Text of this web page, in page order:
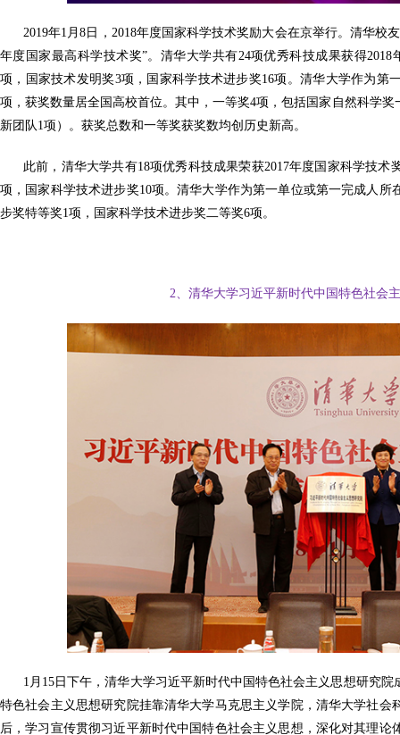
2019年1月8日，2018年度国家科学技术奖励大会在京举行。清华校
年度国家最高科学技术奖”。清华大学共有24项优秀科技成果获得
项，国家技术发明奖3项，国家科学技术进步奖16项。清华大学作为第
项，获奖数量居全国高校首位。其中，一等奖4项，包括国家自然科学
新团队1项）。获奖总数和一等奖获奖数均创历史新高。
此前，清华大学共有18项优秀科技成果荣获2017年度国家科学技
项，国家科学技术进步奖10项。清华大学作为第一单位或第一完成人
步奖特等奖1项，国家科学技术进步奖二等奖6项。
2、清华大学习近平新时代中国特色社会
1月15日下午，清华大学习近平新时代中国特色社会主义思想研究
特色社会主义思想研究院挂靠清华大学马克思主义学院，清华大学社
后，学习宣传贯彻习近平新时代中国特色社会主义思想，深化对其理